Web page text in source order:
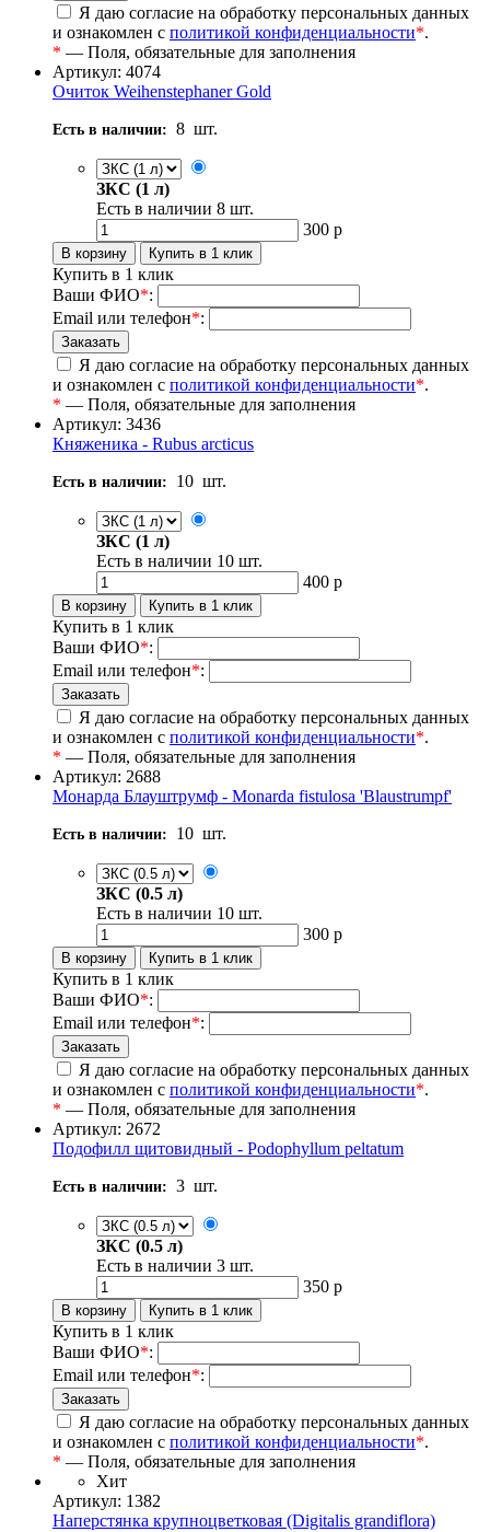
Я даю согласие на обработку персональных данных
и ознакомлен с политикой конфиденциальности*.
* — Поля, обязательные для заполнения
Артикул: 4074
Очиток Weihenstephaner Gold
Есть в наличии: 8 шт.
ЗКС (1 л)
Есть в наличии 8 шт.
300 р
Купить в 1 клик
Ваши ФИО*:
Email или телефон*:
Я даю согласие на обработку персональных данных
и ознакомлен с политикой конфиденциальности*.
* — Поля, обязательные для заполнения
Артикул: 3436
Княженика - Rubus arcticus
Есть в наличии: 10 шт.
ЗКС (1 л)
Есть в наличии 10 шт.
400 р
Купить в 1 клик
Ваши ФИО*:
Email или телефон*:
Я даю согласие на обработку персональных данных
и ознакомлен с политикой конфиденциальности*.
* — Поля, обязательные для заполнения
Артикул: 2688
Монарда Блауштрумф - Monarda fistulosa 'Blaustrumpf'
Есть в наличии: 10 шт.
ЗКС (0.5 л)
Есть в наличии 10 шт.
300 р
Купить в 1 клик
Ваши ФИО*:
Email или телефон*:
Я даю согласие на обработку персональных данных
и ознакомлен с политикой конфиденциальности*.
* — Поля, обязательные для заполнения
Артикул: 2672
Подофилл щитовидный - Podophyllum peltatum
Есть в наличии: 3 шт.
ЗКС (0.5 л)
Есть в наличии 3 шт.
350 р
Купить в 1 клик
Ваши ФИО*:
Email или телефон*:
Я даю согласие на обработку персональных данных
и ознакомлен с политикой конфиденциальности*.
* — Поля, обязательные для заполнения
Хит
Артикул: 1382
Наперстянка крупноцветковая (Digitalis grandiflora)